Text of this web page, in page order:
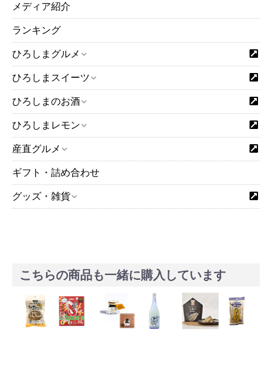
メディア紹介
ランキング
ひろしまグルメ
ひろしまスイーツ
ひろしまのお酒
ひろしまレモン
産直グルメ
ギフト・詰め合わせ
グッズ・雑貨
こちらの商品も一緒に購入しています